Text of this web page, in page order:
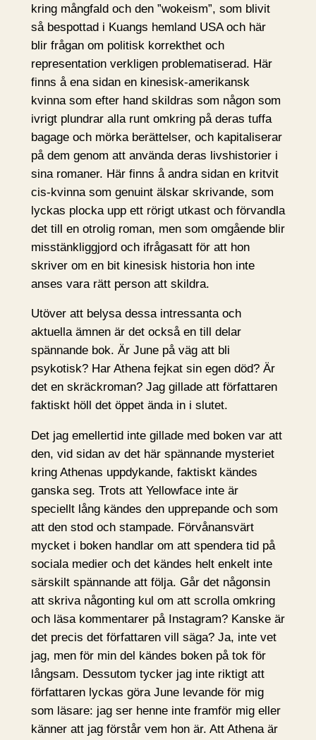
kring mångfald och den ”wokeism”, som blivit
så bespottad i Kuangs hemland USA och här
blir frågan om politisk korrekthet och
representation verkligen problematiserad. Här
finns å ena sidan en kinesisk-amerikansk
kvinna som efter hand skildras som någon som
ivrigt plundrar alla runt omkring på deras tuffa
bagage och mörka berättelser, och kapitaliserar
på dem genom att använda deras livshistorier i
sina romaner. Här finns å andra sidan en kritvit
cis-kvinna som genuint älskar skrivande, som
lyckas plocka upp ett rörigt utkast och förvandla
det till en otrolig roman, men som omgående blir
misstänkliggjord och ifrågasatt för att hon
skriver om en bit kinesisk historia hon inte
anses vara rätt person att skildra.
Utöver att belysa dessa intressanta och
aktuella ämnen är det också en till delar
spännande bok. Är June på väg att bli
psykotisk? Har Athena fejkat sin egen död? Är
det en skräckroman? Jag gillade att författaren
faktiskt höll det öppet ända in i slutet.
Det jag emellertid inte gillade med boken var att
den, vid sidan av det här spännande mysteriet
kring Athenas uppdykande, faktiskt kändes
ganska seg. Trots att Yellowface inte är
speciellt lång kändes den upprepande och som
att den stod och stampade. Förvånansvärt
mycket i boken handlar om att spendera tid på
sociala medier och det kändes helt enkelt inte
särskilt spännande att följa. Går det någonsin
att skriva någonting kul om att scrolla omkring
och läsa kommentarer på Instagram? Kanske är
det precis det författaren vill säga? Ja, inte vet
jag, men för min del kändes boken på tok för
långsam. Dessutom tycker jag inte riktigt att
författaren lyckas göra June levande för mig
som läsare: jag ser henne inte framför mig eller
känner att jag förstår vem hon är. Att Athena är